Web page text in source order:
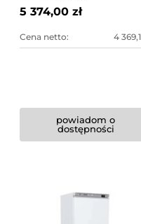
5 374,00 zł
Cena netto: 4
powiadom o
dostępności